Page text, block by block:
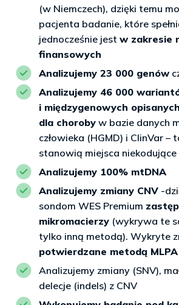
(w Niemczech), dzięki temu
pacjenta badanie, które
jednocześnie jest w zakresie
finansowych
Analizujemy 23 000 genów
Analizujemy 46 000
i międzygenowych
dla choroby w bazie danych
człowieka (HGMD) i ClinVar –
stanowią miejsca niekodujące
Analizujemy 100% mtDNA
Analizujemy zmiany CNV -
sondom WES Premium
mikromacierzy (wykrywa te
tylko inną metodą). Wykryte
potwierdzane metodą MLPA
Analizujemy zmiany (SNV),
delecje (indels) z CNV